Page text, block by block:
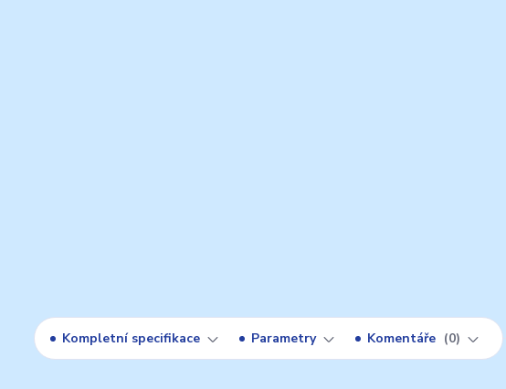
Kompletní specifikace Parametry Komentáře 0